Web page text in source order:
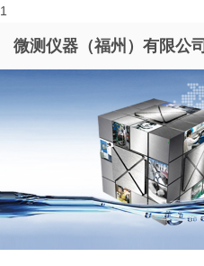
1
微测仪器（福州）有限公司